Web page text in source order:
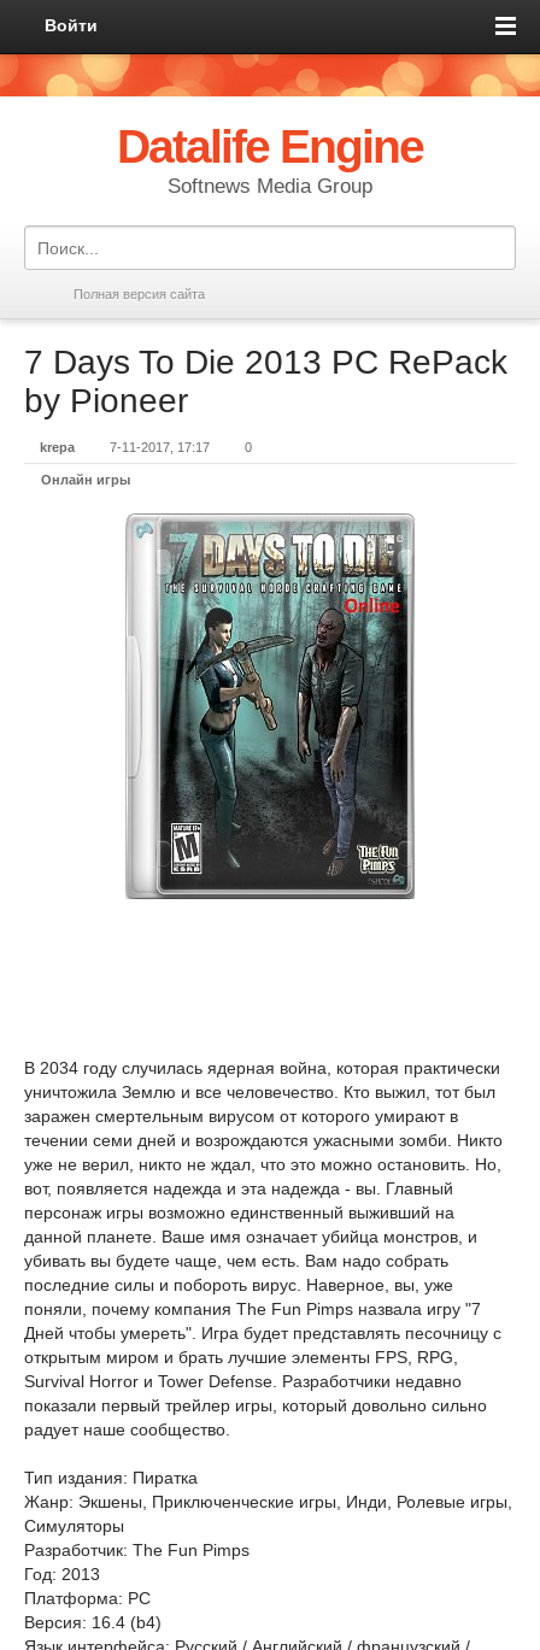
Войти
Datalife Engine
Softnews Media Group
Полная версия сайта
7 Days To Die 2013 PC RePack
by Pioneer
krepa 7-11-2017, 17:17 0
Онлайн игры
В 2034 году случилась ядерная война, которая практически
уничтожила Землю и все человечество. Кто выжил, тот был
заражен смертельным вирусом от которого умирают в
течении семи дней и возрождаются ужасными зомби. Никто
уже не верил, никто не ждал, что это можно остановить. Но,
вот, появляется надежда и эта надежда - вы. Главный
персонаж игры возможно единственный выживший на
данной планете. Ваше имя означает убийца монстров, и
убивать вы будете чаще, чем есть. Вам надо собрать
последние силы и побороть вирус. Наверное, вы, уже
поняли, почему компания The Fun Pimps назвала игру "7
Дней чтобы умереть". Игра будет представлять песочницу с
открытым миром и брать лучшие элементы FPS, RPG,
Survival Horror и Tower Defense. Разработчики недавно
показали первый трейлер игры, который довольно сильно
радует наше сообщество.
Тип издания: Пиратка
Жанр: Экшены, Приключенческие игры, Инди, Ролевые игры,
Симуляторы
Разработчик: The Fun Pimps
Год: 2013
Платформа: PC
Версия: 16.4 (b4)